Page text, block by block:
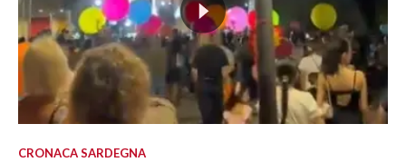
CRONACA SARDEGNA